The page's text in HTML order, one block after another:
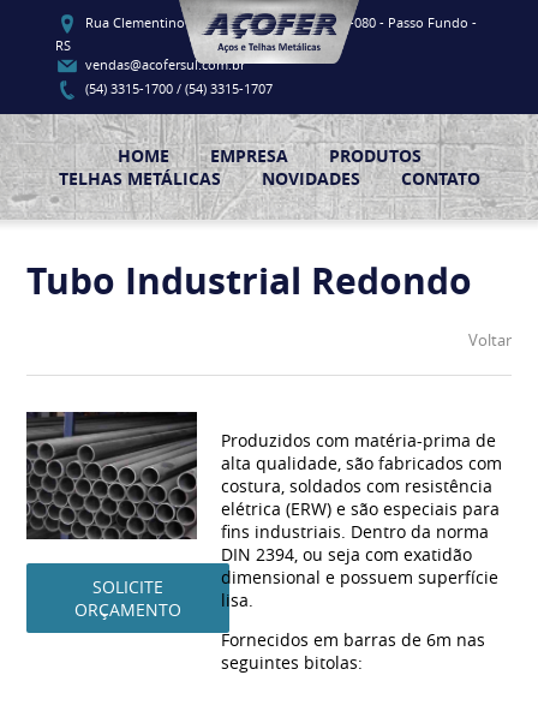
Rua Clementino Luis Vieira, 91 - CEP 99060-080 - Passo Fundo -
RS
vendas@acofersul.com.br
(54) 3315-1700 / (54) 3315-1707
HOME EMPRESA
PRODUTOS
TELHAS METÁLICAS
NOVIDADES CONTATO
Tubo Industrial Redondo
Voltar
SOLICITE
ORÇAMENTO
Produzidos com matéria-prima de
alta qualidade, são fabricados com
costura, soldados com resistência
elétrica (ERW) e são especiais para
fins industriais. Dentro da norma
DIN 2394, ou seja com exatidão
dimensional e possuem superfície
lisa.
Fornecidos em barras de 6m nas
seguintes bitolas: